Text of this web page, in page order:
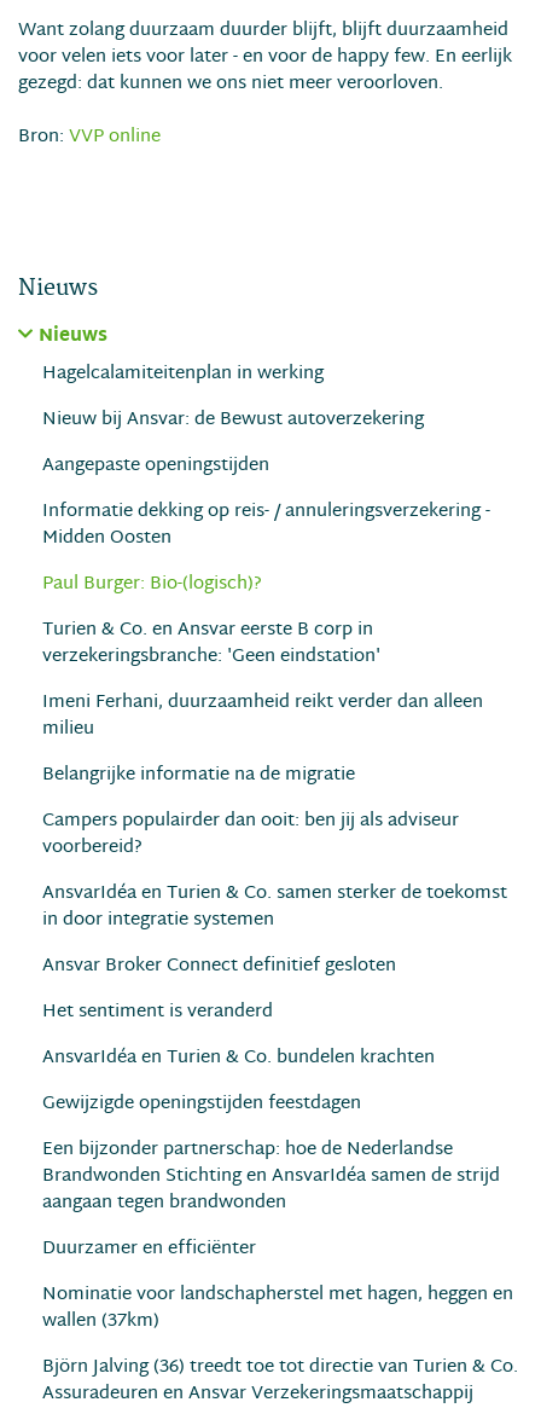
Want zolang duurzaam duurder blijft, blijft duurzaamheid
voor velen iets voor later - en voor de happy few. En eerlijk
gezegd: dat kunnen we ons niet meer veroorloven.
Bron: VVP online
Nieuws
Nieuws
Hagelcalamiteitenplan in werking
Nieuw bij Ansvar: de Bewust autoverzekering
Aangepaste openingstijden
Informatie dekking op reis- / annuleringsverzekering -
Midden Oosten
Paul Burger: Bio-(logisch)?
Turien & Co. en Ansvar eerste B corp in
verzekeringsbranche: 'Geen eindstation'
Imeni Ferhani, duurzaamheid reikt verder dan alleen
milieu
Belangrijke informatie na de migratie
Campers populairder dan ooit: ben jij als adviseur
voorbereid?
AnsvarIdéa en Turien & Co. samen sterker de toekomst
in door integratie systemen
Ansvar Broker Connect definitief gesloten
Het sentiment is veranderd
AnsvarIdéa en Turien & Co. bundelen krachten
Gewijzigde openingstijden feestdagen
Een bijzonder partnerschap: hoe de Nederlandse
Brandwonden Stichting en AnsvarIdéa samen de strijd
aangaan tegen brandwonden
Duurzamer en efﬁciënter
Nominatie voor landschapherstel met hagen, heggen en
wallen (37km)
Björn Jalving (36) treedt toe tot directie van Turien & Co.
Assuradeuren en Ansvar Verzekeringsmaatschappij